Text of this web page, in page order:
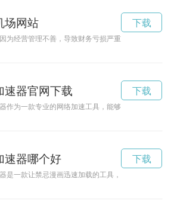
场网站
为经营管理不善，导致财务亏损严重，被人戏称为“
下载
速器官网下载
作为一款专业的网络加速工具，能够帮助用户解决
下载
速器哪个好
是一款让禁忌漫画迅速加载的工具，但是很多人不
下载